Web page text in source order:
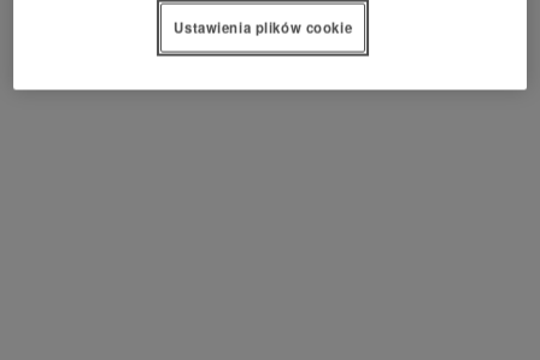
PROŚBA O WYCENĘ
Ustawienia plików cookie